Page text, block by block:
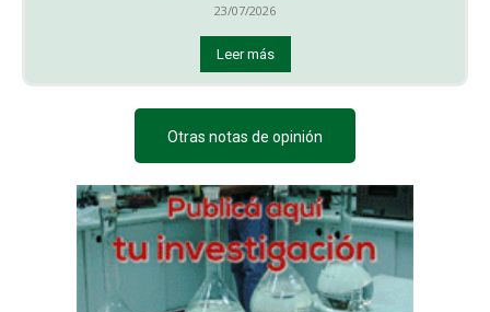
23/07/2026
Leer más
Otras notas de opinión